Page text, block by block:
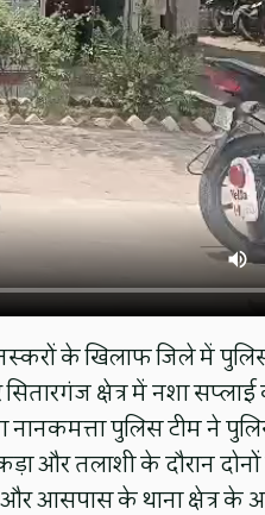
के खिलाफ जिले में
क्षेत्र में नशा
नानकमत्ता पुलिस टीम ने
और तलाशी के दौरान
आसपास के थाना क्षेत्र के